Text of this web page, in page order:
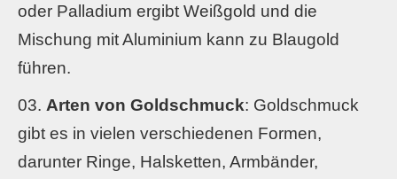
oder Palladium ergibt Weißgold und die
Mischung mit Aluminium kann zu Blaugold
führen.
Arten von Goldschmuck: Goldschmuck
gibt es in vielen verschiedenen Formen,
darunter Ringe, Halsketten, Armbänder,